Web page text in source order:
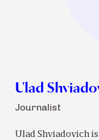
Ulad
Journalist
Ulad Shviadovich is